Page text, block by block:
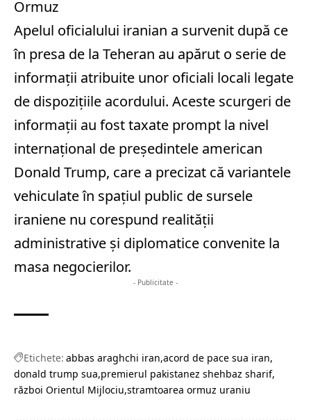
Ormuz
Apelul oficialului iranian a survenit după ce
în presa de la Teheran au apărut o serie de
informații atribuite unor oficiali locali legate
de dispozițiile acordului. Aceste scurgeri de
informații au fost taxate prompt la nivel
internațional de președintele american
Donald Trump, care a precizat că variantele
vehiculate în spațiul public de sursele
iraniene nu corespund realității
administrative și diplomatice convenite la
masa negocierilor.
- Publicitate -
Etichete: abbas araghchi iran acord de pace sua iran
donald trump sua premierul pakistanez shehbaz sharif
război Orientul Mijlociu stramtoarea ormuz uraniu